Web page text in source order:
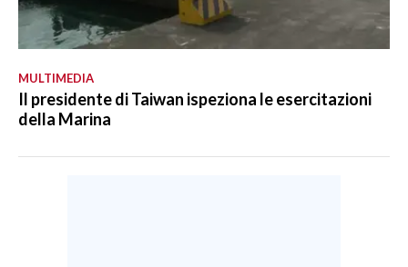
MULTIMEDIA
Il presidente di Taiwan ispeziona le esercitazioni
della Marina